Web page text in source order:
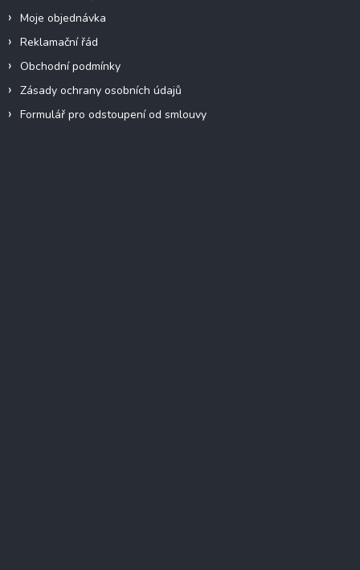
Moje objednávka
Reklamační řád
Obchodní podmínky
Zásady ochrany osobních údajů
Formulář pro odstoupení od smlouvy